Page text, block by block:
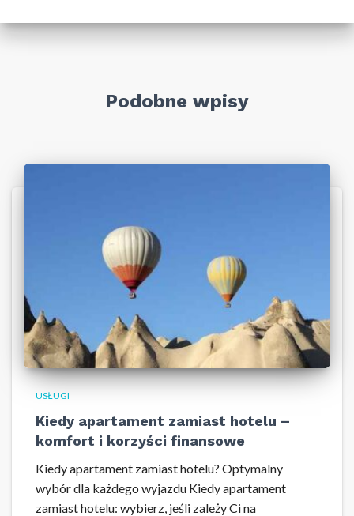
Podobne wpisy
USŁUGI
Kiedy apartament zamiast hotelu –
komfort i korzyści finansowe
Kiedy apartament zamiast hotelu? Optymalny
wybór dla każdego wyjazdu Kiedy apartament
zamiast hotelu: wybierz, jeśli zależy Ci na